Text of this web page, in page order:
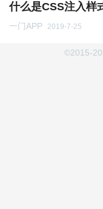
什么是CSS注入样
一门APP 2019-7-25
©2015-